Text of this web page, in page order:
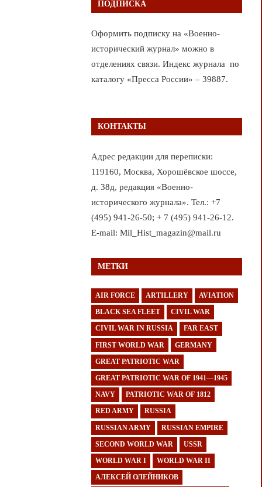
ПОДПИСКА
Оформить подписку на «Военно-
исторический журнал» можно в
отделениях связи. Индекс журнала по
каталогу «Пресса России» – 39887.
КОНТАКТЫ
Адрес редакции для переписки:
119160, Москва, Хорошёвское шоссе,
д. 38д, редакция «Военно-
исторического журнала». Тел.: +7
(495) 941-26-50; + 7 (495) 941-26-12.
E-mail: Mil_Hist_magazin@mail.ru
МЕТКИ
AIR FORCE ARTILLERY AVIATION
BLACK SEA FLEET CIVIL WAR
CIVIL WAR IN RUSSIA FAR EAST
FIRST WORLD WAR GERMANY
GREAT PATRIOTIC WAR
GREAT PATRIOTIC WAR OF 1941—1945
NAVY PATRIOTIC WAR OF 1812
RED ARMY RUSSIA
RUSSIAN ARMY RUSSIAN EMPIRE
SECOND WORLD WAR USSR
WORLD WAR I WORLD WAR II
АЛЕКСЕЙ ОЛЕЙНИКОВ